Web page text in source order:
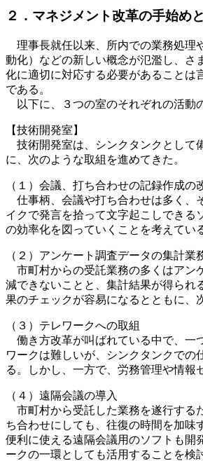
２．マネジメント改革の手始め
理事長就任以来、所内での業務処理
動化）などの新しい概念が氾濫し、さ
化に適切に対応する必要があることは
である。
以下に、３つの室のそれぞれの活動
【技術開発室】
技術開発室は、シンクタンクとして
に、次のような取組を進めてきた。
（１）会議、打ち合わせの記録作成の
仕事柄、会議や打ち合わせは多く、
イクで発言を拾って文字起こしできる
の効率化を図っていくことを考えてい
（２）アンケート調査データの集計業
市町村からの受託業務の多くはアン
減できないことと、集計結果が得られ
果のチェックが容易になるとともに、
（３）テレワークへの取組
働き方改革が叫ばれている中で、一
ワークは難しいが、シンクタンクで
る。しかし、一方で、労務管理や情報
（４）遠隔会議の導入
市町村から受託した業務を遂行する
ち合わせにしても、往復の時間を加味
便利に使える遠隔会議用のソフトも開
ークの一環としても活用することを検